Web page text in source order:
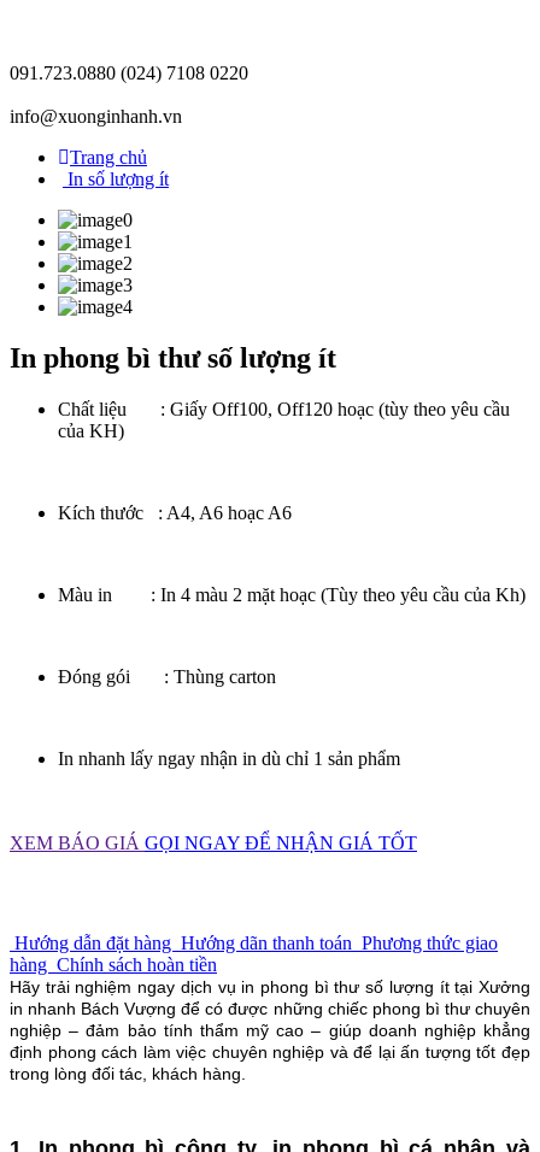
091.723.0880 (024) 7108 0220
info@xuonginhanh.vn
Trang chủ
In số lượng ít
In phong bì thư số lượng ít
Chất liệu : Giấy Off100, Off120 hoạc (tùy theo yêu cầu
của KH)
Kích thước : A4, A6 hoạc A6
Màu in : In 4 màu 2 mặt hoạc (Tùy theo yêu cầu của Kh)
Đóng gói : Thùng carton
In nhanh lấy ngay nhận in dù chỉ 1 sản phẩm
XEM BÁO GIÁ GỌI NGAY ĐỂ NHẬN GIÁ TỐT
Hướng dẫn đặt hàng Hướng dãn thanh toán Phương thức giao
hàng Chính sách hoàn tiền
Hãy trải nghiệm ngay dịch vụ in phong bì thư số lượng ít tại Xưởng
in nhanh Bách Vượng để có được những chiếc phong bì thư chuyên
nghiệp – đảm bảo tính thẩm mỹ cao – giúp doanh nghiệp khẳng
định phong cách làm việc chuyên nghiệp và để lại ấn tượng tốt đẹp
trong lòng đối tác, khách hàng.